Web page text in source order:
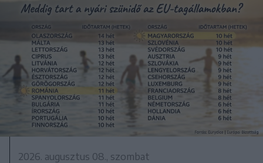
2026. augusztus 08., szombat